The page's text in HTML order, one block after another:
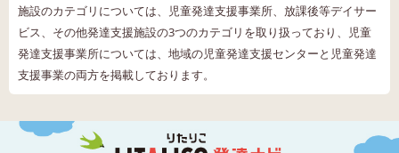
施設のカテゴリについては、児童発達支援事業所、放課後等デイサー
ビス、その他発達支援施設の3つのカテゴリを取り扱っており、児童
発達支援事業所については、地域の児童発達支援センターと児童発達
支援事業の両方を掲載しております。